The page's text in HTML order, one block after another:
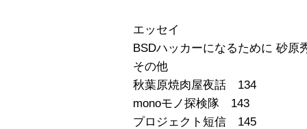
エッセイ
BSDハッカーになるために 砂
その他
秋葉原焼肉屋夜話 134
monoモノ探検隊 143
プロジェクト短信 145